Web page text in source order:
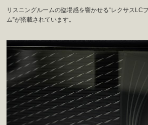
リスニングルームの臨場感を響かせる“レクサスLC
ム”が搭載されています。